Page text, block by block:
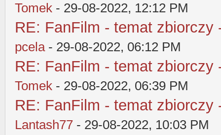
Tomek - 29-08-2022, 12:12 PM
RE: FanFilm - temat zbiorczy
pcela- 29-08-2022, 06:12 PM
RE: FanFilm - temat zbiorczy
Tomek - 29-08-2022, 06:39 PM
RE: FanFilm - temat zbiorczy
Lantash77 - 29-08-2022, 10:03 PM